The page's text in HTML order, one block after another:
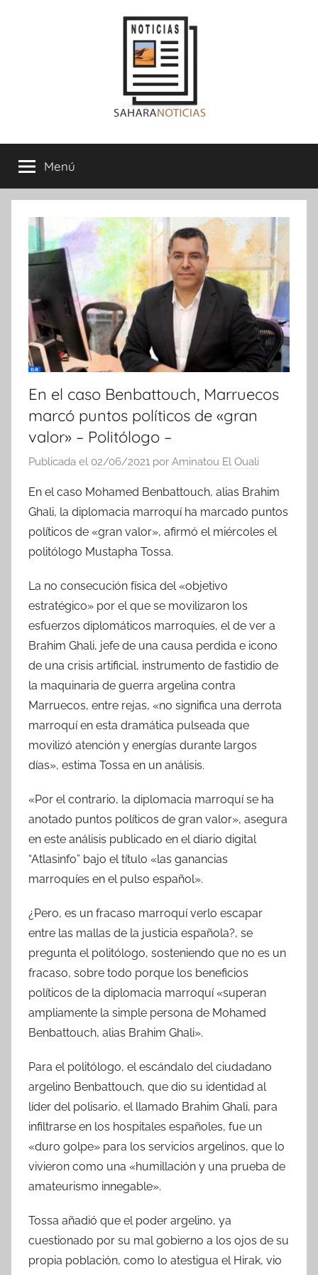
Sahara
Noticias
Menú
En el caso Benbattouch, Marruecos
marcó puntos políticos de «gran
valor» – Politólogo –
Publicada el 02/06/2021 por Aminatou El Ouali
En el caso Mohamed Benbattouch, alias Brahim
Ghali, la diplomacia marroquí ha marcado puntos
políticos de «gran valor», afirmó el miércoles el
politólogo Mustapha Tossa.
La no consecución física del «objetivo
estratégico» por el que se movilizaron los
esfuerzos diplomáticos marroquíes, el de ver a
Brahim Ghali, jefe de una causa perdida e icono
de una crisis artificial, instrumento de fastidio de
la maquinaria de guerra argelina contra
Marruecos, entre rejas, «no significa una derrota
marroquí en esta dramática pulseada que
movilizó atención y energías durante largos
días», estima Tossa en un análisis.
«Por el contrario, la diplomacia marroquí se ha
anotado puntos políticos de gran valor», asegura
en este análisis publicado en el diario digital
“Atlasinfo” bajo el título «las ganancias
marroquíes en el pulso español».
¿Pero, es un fracaso marroquí verlo escapar
entre las mallas de la justicia española?, se
pregunta el politólogo, sosteniendo que no es un
fracaso, sobre todo porque los beneficios
políticos de la diplomacia marroquí «superan
ampliamente la simple persona de Mohamed
Benbattouch, alias Brahim Ghali».
Para el politólogo, el escándalo del ciudadano
argelino Benbattouch, que dio su identidad al
líder del polisario, el llamado Brahim Ghali, para
infiltrarse en los hospitales españoles, fue un
«duro golpe» para los servicios argelinos, que lo
vivieron como una «humillación y una prueba de
amateurismo innegable».
Tossa añadió que el poder argelino, ya
cuestionado por su mal gobierno a los ojos de su
propia población, como lo atestigua el Hirak, vio